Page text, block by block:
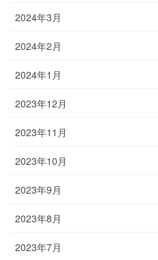
2024年3月
2024年2月
2024年1月
2023年12月
2023年11月
2023年10月
2023年9月
2023年8月
2023年7月